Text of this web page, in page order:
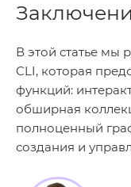
В этой статье мы
CLI, которая
функций:
обширная
полноценный
создания и